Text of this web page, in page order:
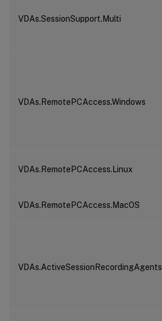
VDAs.SessionSupport.Multi
VDAs.RemotePCAccess.Windows
VDAs.RemotePCAccess.Linux
VDAs.RemotePCAccess.MacOS
VDAs.ActiveSessionRecordingAgents